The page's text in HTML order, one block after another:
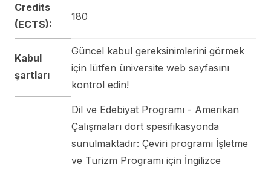
Credits
(ECTS):
180
Kabul
şartları
Güncel kabul gereksinimlerini görmek
için lütfen üniversite web sayfasını
kontrol edin!
Dil ve Edebiyat Programı - Amerikan
Çalışmaları dört spesifikasyonda
sunulmaktadır: Çeviri programı İşletme
ve Turizm Programı için İngilizce